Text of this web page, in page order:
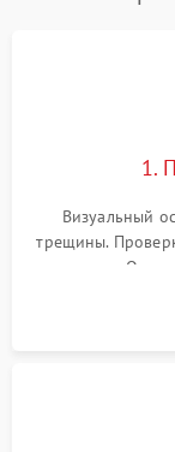
1.
Визуальный
трещины.
зарядки.
проверка